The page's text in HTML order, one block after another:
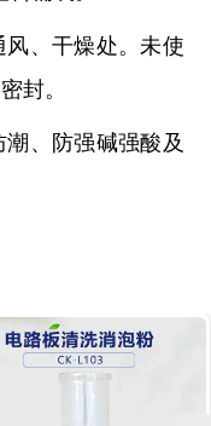
、干燥处。未使
封。
、防强碱强酸及